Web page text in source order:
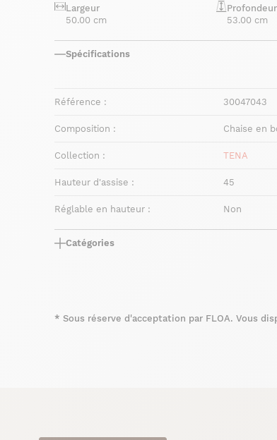
Largeur
50.00 cm
Profondeur
53.00 cm
Spécifications
Référence : 30047043
Composition : Chaise en
Collection : TENA
Hauteur d'assise : 45
Réglable en hauteur : Non
Catégories
* Sous réserve d'acceptation par FLOA. Vous